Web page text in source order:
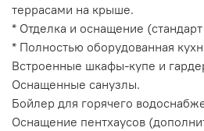
террасами на крыше.
* Отделка и оснащение
* Полностью оборудованная
Встроенные шкафы-купе и
Оснащенные санузлы.
Бойлер для горячего
Оснащение пентхаусов